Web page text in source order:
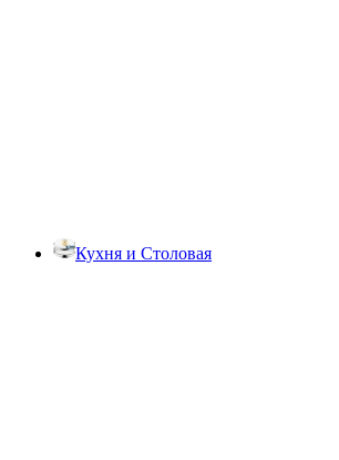
Кухня и Столовая